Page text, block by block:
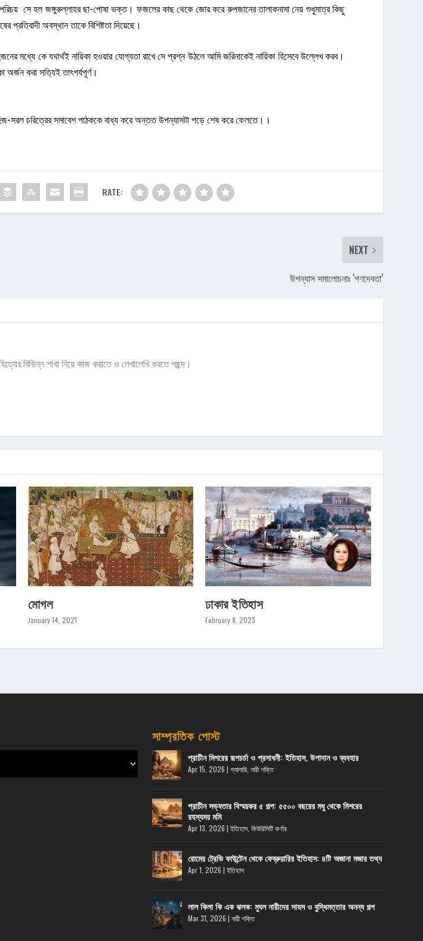
সে হল জঙ্গুরুল্লাহর ছা-পোষা ভক্ত। ফজলের কাছ থেকে জোর করে রুপজানের তালাকনামা নেয় শুধুমাত্র কিছু
অবস্থান তাকে বিশিষ্টতা দিয়েছে।
কে যথার্থই নায়িকা হওয়ার যোগ্যতা রাখে সে প্রশ্ন উঠলে আমি জরিনাকেই নায়িকা হিসেবে উল্লেখ করব।
অর্জন করা সত্যিই তাৎপর্যপূর্ণ।
সরল চরিত্রের সমাবেশ পাঠককে বাধ্য করে অন্তত উপন্যাসটা পড়ে শেষ করে ফেলতে।।
RATE:
NEXT
উপন্যাস সমালোচনাঃ ‘গণদেবতা’
বিভিন্ন শাখা নিয়ে কাজ করাতে ও লেখালেখি করতে পছন্দ।
মোগল
January 14, 2021
ঢাকার ইতিহাস
February 8, 2023
সাম্প্রতিক পোস্ট
প্রাচীন মিশরের রূপচর্চা ও প্রসাধনী: ইতিহাস, উপাদান ও ব্যবহার
Apr 15, 2026 | গ্যালারি, নারী শক্তি
প্রাচীন সভ্যতার বিস্ময়কর ৫ গল্প: ৫৫০০ বছরের মধু থেকে মিশরের
রহস্যময় মমি
Apr 13, 2026 | ইতিহাস, কিউরিসিটি কর্ণার
রোমের ট্রেভি ফাউন্টেন থেকে ফেব্রুয়ারির ইতিহাস: ৪টি অজানা মজার তথ্য
Apr 1, 2026 | ইতিহাস
লাল কিলা কি এক ঝলক: মুঘল নারীদের সাহস ও বুদ্ধিমত্তার অনন্য গল্প
Mar 31, 2026 | নারী শক্তি